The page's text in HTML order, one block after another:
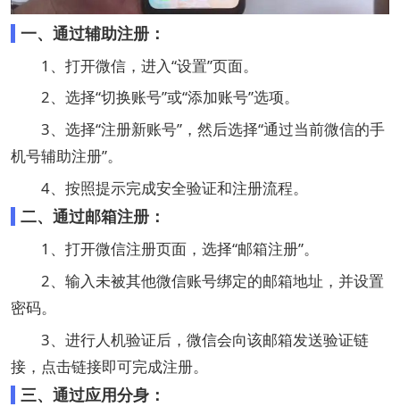
一、通过辅助注册：
1、打开微信，进入“设置”页面。
2、选择“切换账号”或“添加账号”选项。
3、选择“注册新账号”，然后选择“通过当前微信的手
机号辅助注册”。
4、按照提示完成安全验证和注册流程。‌
二、通过‌邮箱注册：
1、打开微信注册页面，选择“邮箱注册”。
2、输入未被其他微信账号绑定的邮箱地址，并设置
密码。
3、进行人机验证后，微信会向该邮箱发送验证链
接，点击链接即可完成注册。‌
三、通过应用‌分身‌：